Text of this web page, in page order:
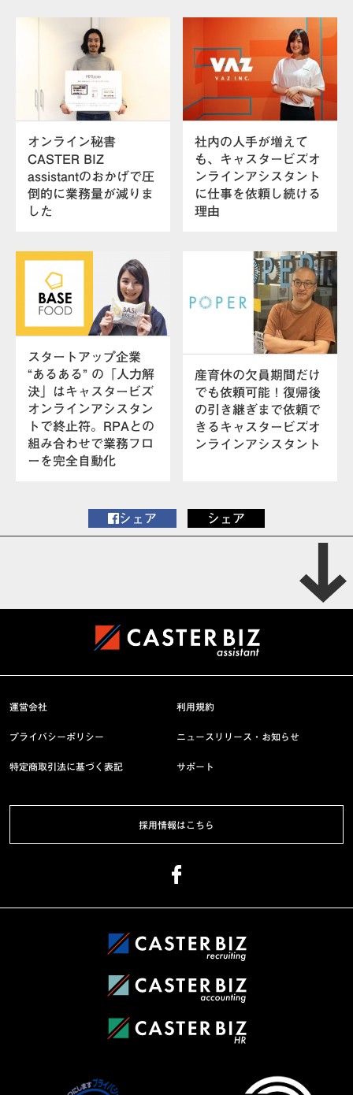
オンライン秘書
CASTER BIZ
assistantのおかげで圧
倒的に業務量が減りま
した
社内の人手が増えて
も、キャスタービズオ
ンラインアシスタント
に仕事を依頼し続ける
理由
スタートアップ企業
“あるある” の「人力解
決」はキャスタービズ
オンラインアシスタン
トで終止符。RPAとの
組み合わせで業務フロ
ーを完全自動化
産育休の欠員期間だけ
でも依頼可能！復帰後
の引き継ぎまで依頼で
きるキャスタービズオ
ンラインアシスタント
シェア シェア
運営会社 利用規約
プライバシーポリシー ニュースリリース・お知らせ
特定商取引法に基づく表記 サポート
採用情報はこちら